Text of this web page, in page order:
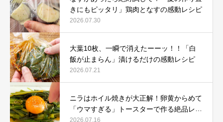
きにもピッタリ」鶏肉となすの感動レシピ
2026.07.30
大葉10枚、一瞬で消えたーーッ！！「白
飯が止まらん」漬けるだけの感動レシピ
2026.07.21
ニラはホイル焼きが大正解！卵黄からめて
「ウマすぎる」トースターで作る絶品レシ
ピ
2026.07.16